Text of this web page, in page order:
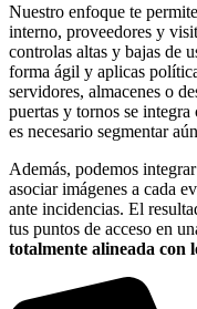
Nuestro enfoque te
interno, proveedores y
controlas altas y bajas de
forma ágil y aplicas
servidores, almacenes o
puertas y tornos se
es necesario segmentar
Además, podemos
asociar imágenes a cada
ante incidencias. El
tus puntos de acceso en
totalmente alineada con